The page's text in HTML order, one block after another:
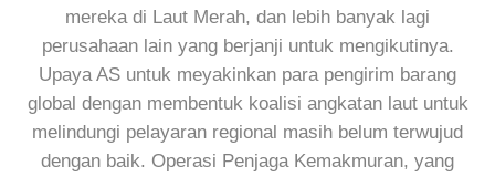
mereka di Laut Merah, dan lebih banyak lagi
perusahaan lain yang berjanji untuk mengikutinya.
Upaya AS untuk meyakinkan para pengirim barang
global dengan membentuk koalisi angkatan laut untuk
melindungi pelayaran regional masih belum terwujud
dengan baik. Operasi Penjaga Kemakmuran, yang